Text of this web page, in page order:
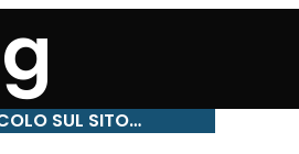
SUL SITO…